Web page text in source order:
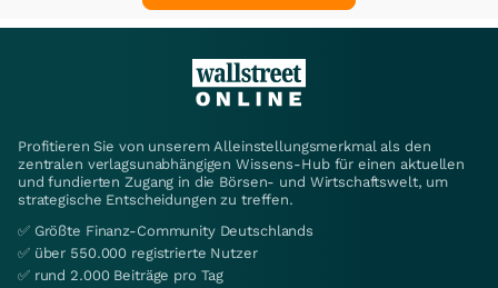
Profitieren Sie von unserem Alleinstellungsmerkmal als den
zentralen verlagsunabhängigen Wissens-Hub für einen aktuellen
und fundierten Zugang in die Börsen- und Wirtschaftswelt, um
strategische Entscheidungen zu treffen.
✅ Größte Finanz-Community Deutschlands
✅ über 550.000 registrierte Nutzer
✅ rund 2.000 Beiträge pro Tag